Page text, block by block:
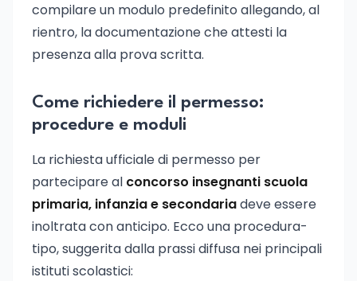
compilare un modulo predefinito allegando, al
rientro, la documentazione che attesti la
presenza alla prova scritta.
Come richiedere il permesso:
procedure e moduli
La richiesta ufficiale di permesso per
partecipare al concorso insegnanti scuola
primaria, infanzia e secondariadeve essere
inoltrata con anticipo. Ecco una procedura-
tipo, suggerita dalla prassi diffusa nei principali
istituti scolastici: